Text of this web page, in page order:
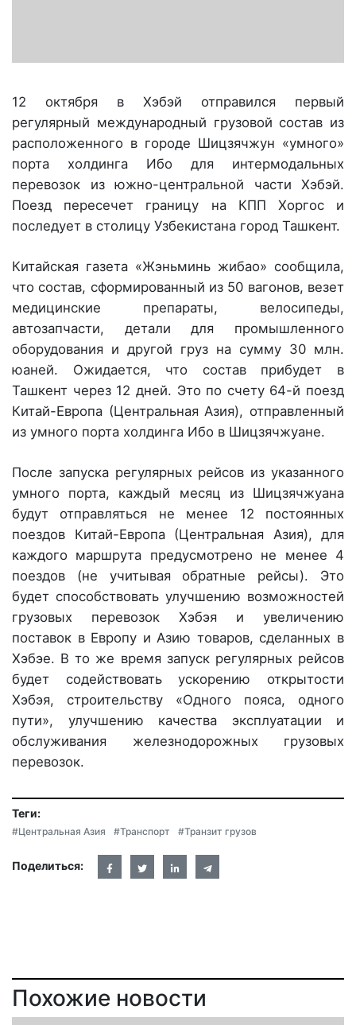
12 октября в Хэбэй отправился первый
регулярный международный грузовой состав из
расположенного в городе Шицзячжун «умного»
порта холдинга Ибо для интермодальных
перевозок из южно-центральной части Хэбэй.
Поезд пересечет границу на КПП Хоргос и
последует в столицу Узбекистана город Ташкент.
Китайская газета «Жэньминь жибао» сообщила,
что состав, сформированный из 50 вагонов, везет
медицинские препараты, велосипеды,
автозапчасти, детали для промышленного
оборудования и другой груз на сумму 30 млн.
юаней. Ожидается, что состав прибудет в
Ташкент через 12 дней. Это по счету 64-й поезд
Китай-Европа (Центральная Азия), отправленный
из умного порта холдинга Ибо в Шицзячжуане.
После запуска регулярных рейсов из указанного
умного порта, каждый месяц из Шицзячжуана
будут отправляться не менее 12 постоянных
поездов Китай-Европа (Центральная Азия), для
каждого маршрута предусмотрено не менее 4
поездов (не учитывая обратные рейсы). Это
будет способствовать улучшению возможностей
грузовых перевозок Хэбэя и увеличению
поставок в Европу и Азию товаров, сделанных в
Хэбэе. В то же время запуск регулярных рейсов
будет содействовать ускорению открытости
Хэбэя, строительству «Одного пояса, одного
пути», улучшению качества эксплуатации и
обслуживания железнодорожных грузовых
перевозок.
Теги:
#Центральная Азия #Транспорт #Транзит грузов
Поделиться:
Похожие новости